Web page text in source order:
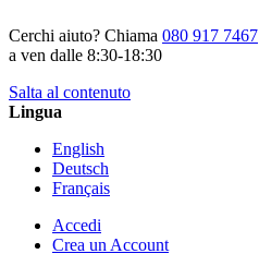
Cerchi aiuto? Chiama 080 917 7467
a ven dalle 8:30-18:30
Salta al contenuto
Lingua
English
Deutsch
Français
Accedi
Crea un Account